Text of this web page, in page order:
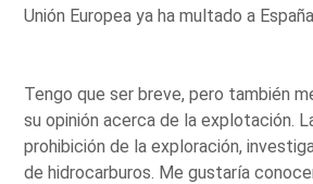
Unión Europea ya ha multado a España.
Tengo que ser breve, pero también
su opinión acerca de la explotación.
prohibición de la exploración,
de hidrocarburos. Me gustaría